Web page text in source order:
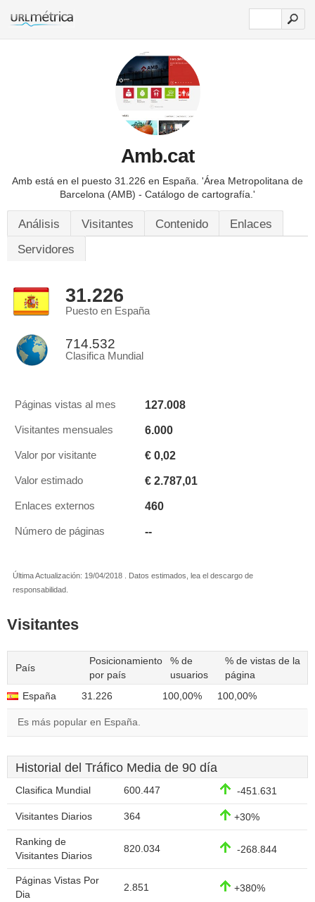
Amb.cat
Amb está en el puesto 31.226 en España. 'Área Metropolitana de
Barcelona (AMB) - Catálogo de cartografía.'
Análisis Visitantes Contenido
Enlaces
Servidores
31.226
Puesto en España
714.532
Clasifica Mundial
Páginas vistas al mes 127.008
Visitantes mensuales 6.000
Valor por visitante € 0,02
Valor estimado € 2.787,01
Enlaces externos 460
Número de páginas --
Última Actualización: 19/04/2018 . Datos estimados, lea el descargo de
responsabilidad.
Visitantes
País
Posicionamiento
por país
% de
usuarios
% de vistas de la
página
España
31.226 100,00% 100,00%
Es más popular en España.
Historial del Tráfico Media de 90 día
Clasifica Mundial 600.447 -451.631
Visitantes Diarios 364 +30%
Ranking de
Visitantes Diarios
820.034 -268.844
Páginas Vistas Por
Dia
2.851 +380%